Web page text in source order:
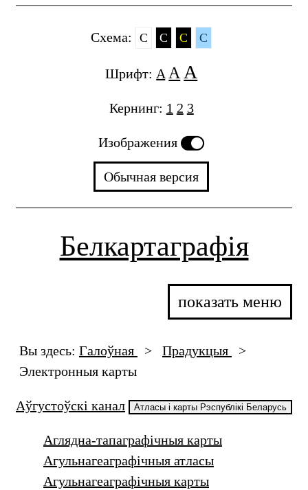
Cхема: C C C C
Шрифт: A A A
Кернинг: 1 2 3
Изображения
Обычная версия
Белкартаграфія
показать меню
Вы здесь: Галоўная > Прадукцыя
>
Электронныя карты
Аўгустоўскі канал Атласы і карты Рэспублікі Беларусь
Аглядна-тапаграфічныя карты
Агульнагеаграфічныя атласы
Агульнагеаграфічныя карты